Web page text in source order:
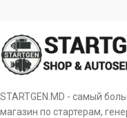
STARTGEN.MD - самый
магазин по стартерам,